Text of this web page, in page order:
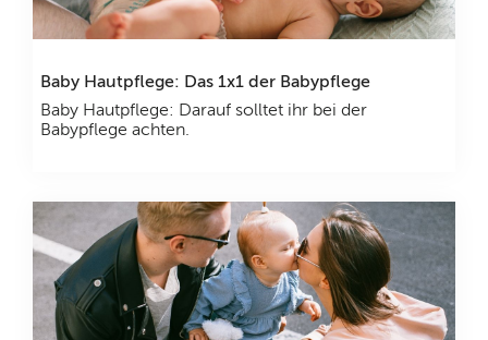
Baby Hautpflege: Das 1x1 der Babypflege
Baby Hautpflege: Darauf solltet ihr bei der
Babypflege achten.